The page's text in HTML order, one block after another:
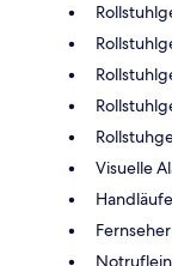
Visuelle